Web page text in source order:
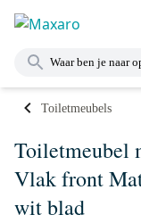
Toiletmeubels
Toiletmeubel
Vlak front
wit blad